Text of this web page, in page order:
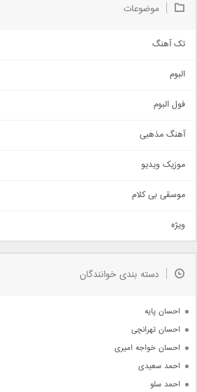
موضوعات
تک آهنگ
اجتماعی
حماسی
سنتی
اهنگ بندرعباسی
دمو
مذهبی
جدیدترین ها
البوم
فول البوم
آهنگ مذهبی
موزیک ویدیو
موسقی بی کلام
ویژه
دسته بندی خوانندگان
احسان پایه
احسان تهرانچی
احسان خواجه امیری
احمد سعیدی
احمد سلو